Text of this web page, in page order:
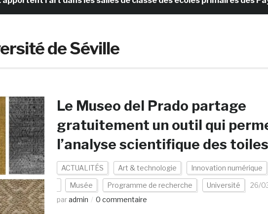
de Séville
Le Museo del Prado partage
gratuitement un outil qui
l’analyse scientifique des toiles
ACTUALITÉS Art & technologie Innovation numérique
Musée Programme de recherche Université
26/
paradmin 0 commentaire